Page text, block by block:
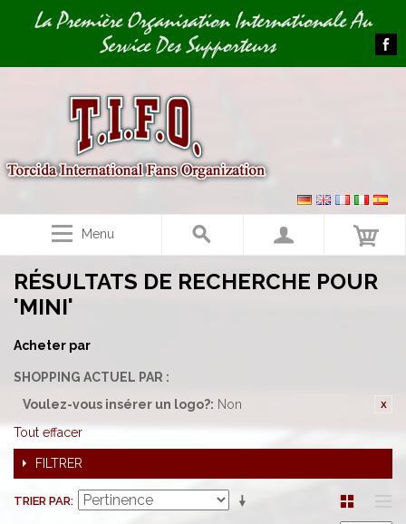
Image 01La Première Organisation Internationale Au
Service Des Supporteurs
Menu
RÉSULTATS DE RECHERCHE POUR
'MINI'
Acheter par
SHOPPING ACTUEL PAR :
Voulez-vous insérer un logo?: Non
Tout effacer
FILTRER
TRIER PAR